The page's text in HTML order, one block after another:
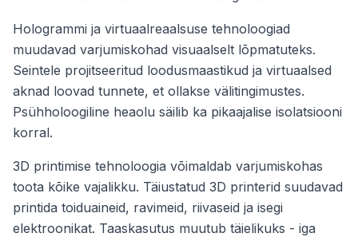
Hologrammi ja virtuaalreaalsuse tehnoloogiad
muudavad varjumiskohad visuaalselt lõpmatuteks.
Seintele projitseeritud loodusmaastikud ja virtuaalsed
aknad loovad tunnete, et ollakse välitingimustes.
Psühholoogiline heaolu säilib ka pikaajalise isolatsiooni
korral.
3D printimise tehnoloogia võimaldab varjumiskohas
toota kõike vajalikku. Täiustatud 3D printerid suudavad
printida toiduaineid, ravimeid, riivaseid ja isegi
elektroonikat. Taaskasutus muutub täielikuks - iga